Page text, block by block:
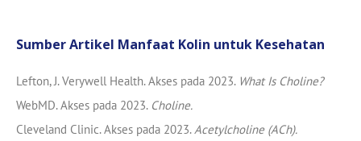
Sumber Artikel Manfaat Kolin untuk Kesehatan
Lefton, J. Verywell Health. Akses pada 2023. What Is Choline?
WebMD. Akses pada 2023. Choline.
Cleveland Clinic. Akses pada 2023.Acetylcholine (ACh).